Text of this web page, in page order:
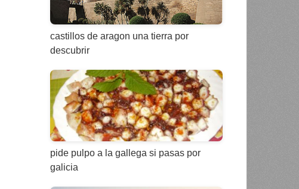
castillos de aragon una tierra por
descubrir
pide pulpo a la gallega si pasas por
galicia